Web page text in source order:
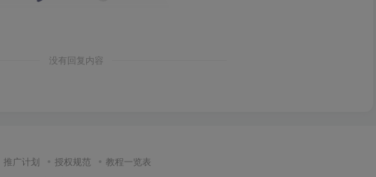
没有回复内容
推广计划 授权规范 教程一览表